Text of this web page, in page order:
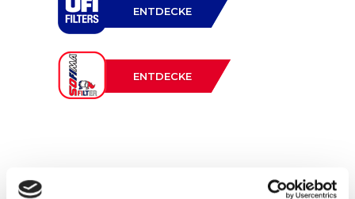
ENTDECKE
ENTDECKE